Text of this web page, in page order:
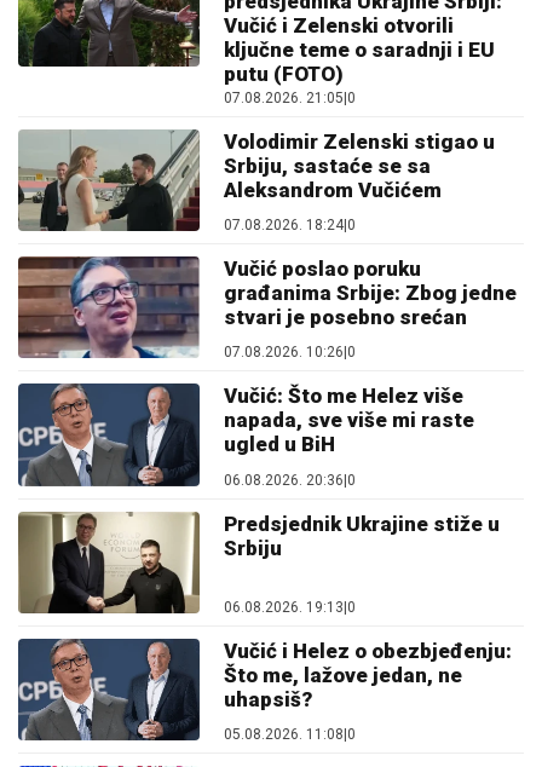
Vučić i Zelenski otvorili
ključne teme o saradnji i EU
putu (FOTO)
07.08.2026. 21:05|0
Volodimir Zelenski stigao u
Srbiju, sastaće se sa
Aleksandrom Vučićem
07.08.2026. 18:24 0
Vučić poslao poruku
građanima Srbije: Zbog jedne
stvari je posebno srećan
07.08.2026. 10:26 0
Vučić: Što me Helez više
napada, sve više mi raste
ugled u BiH
06.08.2026. 20:36|0
Predsjednik Ukrajine stiže u
Srbiju
06.08.2026. 19:13 0
Vučić i Helez o obezbjeđenju:
Što me, lažove jedan, ne
uhapsiš?
05.08.2026. 11:08 0